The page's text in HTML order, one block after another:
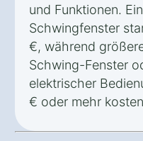
und Funktionen.
Schwingfenster
€, während
Schwing-Fenster
elektrischer
€ oder mehr